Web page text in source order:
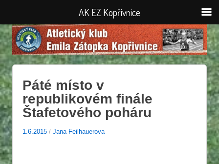
Páté místo v
republikovém finále
Štafetového poháru
1.6.2015 / Jana Feilhauerova
AK EZ Kopřivnice